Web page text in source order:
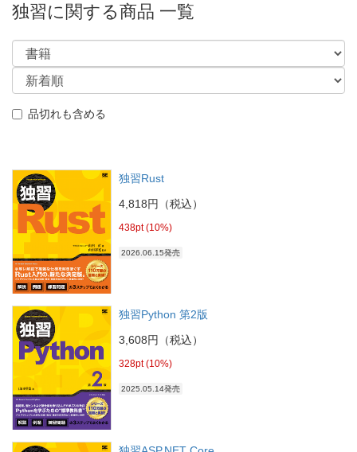
独習に関する商品 一覧
品切れも含める
独習Rust
4,818円（税込）
438pt (10%)
2026.06.15発売
独習Python 第2版
3,608円（税込）
328pt (10%)
2025.05.14発売